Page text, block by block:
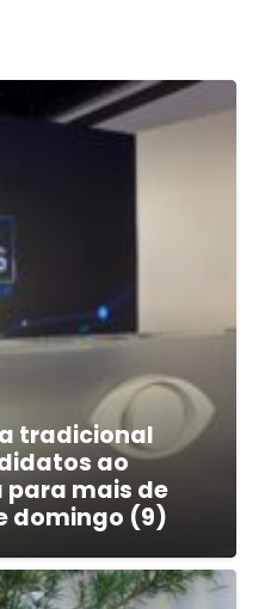
tradicional
ao
para mais de
domingo (9)